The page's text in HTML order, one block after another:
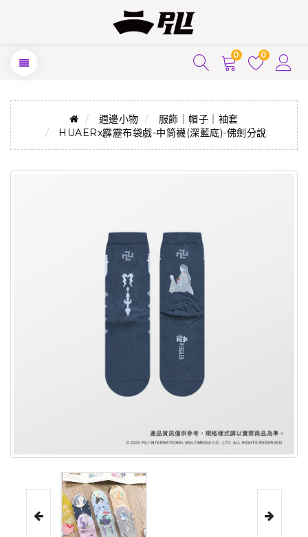
0 0
週邊小物
服飾｜帽子｜袖套
HUAERx霹靂布袋戲-中筒襪(深藍底)-佛劍分說